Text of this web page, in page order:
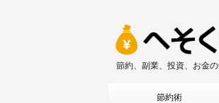
節約、副業、投資、お金
節約術